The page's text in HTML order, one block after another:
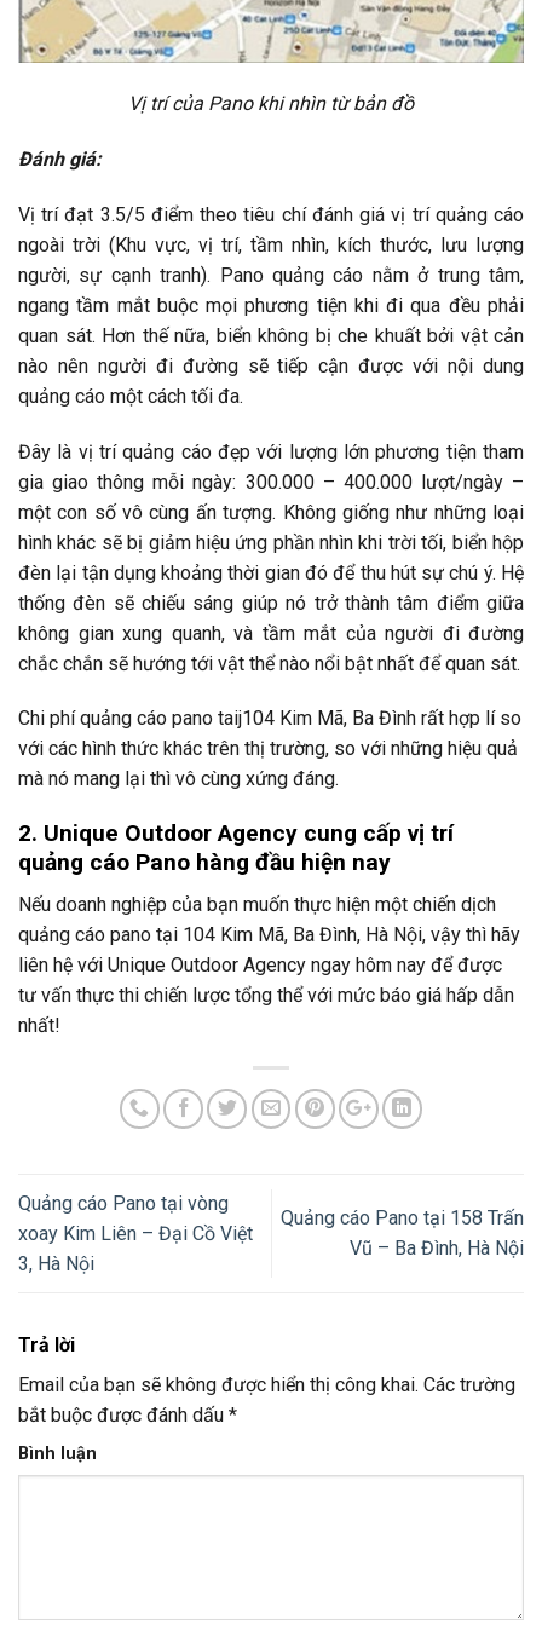
Vị trí của Pano khi nhìn từ bản đồ
Đánh giá:
Vị trí đạt 3.5/5 điểm theo tiêu chí đánh giá vị trí quảng cáo
ngoài trời (Khu vực, vị trí, tầm nhìn, kích thước, lưu lượng
người, sự cạnh tranh). Pano quảng cáo nằm ở trung tâm,
ngang tầm mắt buộc mọi phương tiện khi đi qua đều phải
quan sát. Hơn thế nữa, biển không bị che khuất bởi vật cản
nào nên người đi đường sẽ tiếp cận được với nội dung
quảng cáo một cách tối đa.
Đây là vị trí quảng cáo đẹp với lượng lớn phương tiện tham
gia giao thông mỗi ngày: 300.000 – 400.000 lượt/ngày –
một con số vô cùng ấn tượng. Không giống như những loại
hình khác sẽ bị giảm hiệu ứng phần nhìn khi trời tối, biển hộp
đèn lại tận dụng khoảng thời gian đó để thu hút sự chú ý. Hệ
thống đèn sẽ chiếu sáng giúp nó trở thành tâm điểm giữa
không gian xung quanh, và tầm mắt của người đi đường
chắc chắn sẽ hướng tới vật thể nào nổi bật nhất để quan sát.
Chi phí quảng cáo pano taij104 Kim Mã, Ba Đình rất hợp lí so
với các hình thức khác trên thị trường, so với những hiệu quả
mà nó mang lại thì vô cùng xứng đáng.
2. Unique Outdoor Agency cung cấp vị trí
quảng cáo Pano hàng đầu hiện nay
Nếu doanh nghiệp của bạn muốn thực hiện một chiến dịch
quảng cáo pano tại 104 Kim Mã, Ba Đình, Hà Nội, vậy thì hãy
liên hệ với Unique Outdoor Agency ngay hôm nay để được
tư vấn thực thi chiến lược tổng thể với mức báo giá hấp dẫn
nhất!
Quảng cáo Pano tại vòng
xoay Kim Liên – Đại Cồ Việt
3, Hà Nội
Quảng cáo Pano tại 158 Trấn
Vũ – Ba Đình, Hà Nội
Trả lời
Email của bạn sẽ không được hiển thị công khai. Các trường
bắt buộc được đánh dấu *
Bình luận